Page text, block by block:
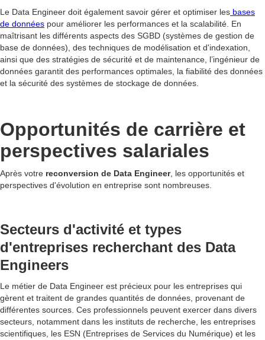
Le Data Engineer doit également savoir gérer et optimiser les bases
de données pour améliorer les performances et la scalabilité. En
maîtrisant les différents aspects des SGBD (systèmes de gestion de
base de données), des techniques de modélisation et d'indexation,
ainsi que des stratégies de sécurité et de maintenance, l’ingénieur de
données garantit des performances optimales, la fiabilité des données
et la sécurité des systèmes de stockage de données.
Opportunités de carrière et
perspectives salariales
Après votre reconversion de Data Engineer, les opportunités et
perspectives d'évolution en entreprise sont nombreuses.
Secteurs d'activité et types
d'entreprises recherchant des Data
Engineers
Le métier de Data Engineer est précieux pour les entreprises qui
gèrent et traitent de grandes quantités de données, provenant de
différentes sources. Ces professionnels peuvent exercer dans divers
secteurs, notamment dans les instituts de recherche, les entreprises
scientifiques, les ESN (Entreprises de Services du Numérique) et les